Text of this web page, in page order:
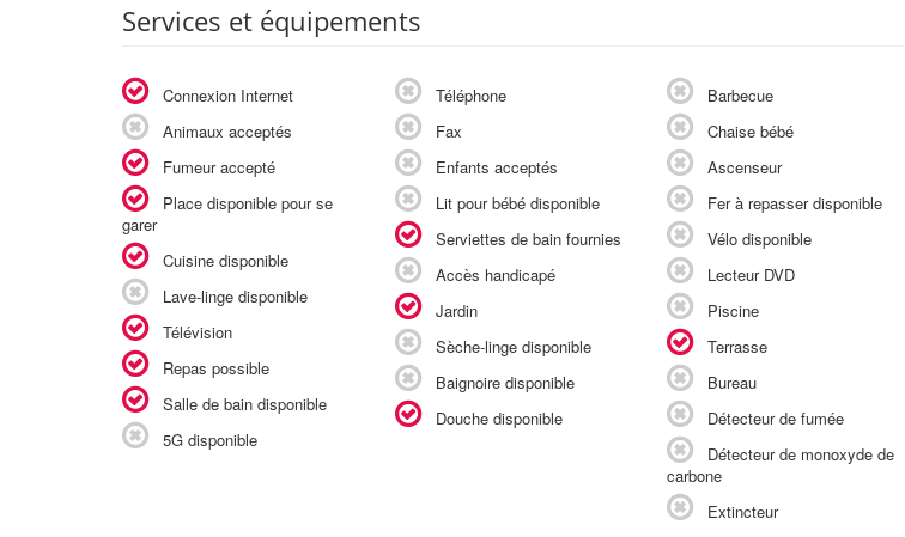
Services et équipements
Connexion Internet
Animaux acceptés
Fumeur accepté
Place disponible pour se
garer
Cuisine disponible
Lave-linge disponible
Télévision
Repas possible
Salle de bain disponible
5G disponible
Téléphone
Fax
Enfants acceptés
Lit pour bébé disponible
Serviettes de bain fournies
Accès handicapé
Jardin
Sèche-linge disponible
Baignoire disponible
Douche disponible
Barbecue
Chaise bébé
Ascenseur
Fer à repasser disponible
Vélo disponible
Lecteur DVD
Piscine
Terrasse
Bureau
Détecteur de fumée
Détecteur de monoxyde de
carbone
Extincteur